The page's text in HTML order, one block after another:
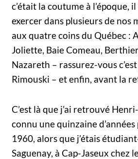
c’était la coutume à l’époque,
exercer dans plusieurs de nos
aux quatre coins du Québec :
Joliette, Baie Comeau,
Nazareth – rassurez-vous
Rimouski – et enfin, avant la
C’est là que j’ai retrouvé
connu une quinzaine
1960, alors que j’étais
Saguenay, à Cap-Jaseux chez